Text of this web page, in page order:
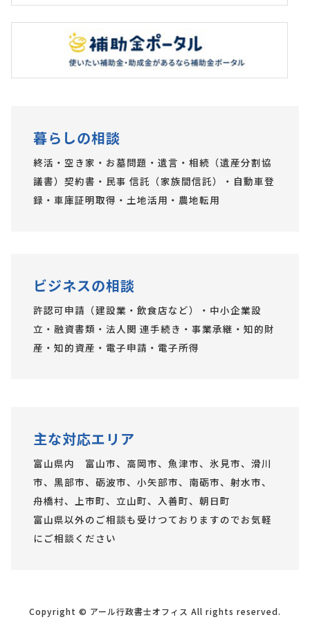
暮らしの相談
終活・空き家・お墓問題・遺言・相続（遺産分割協
議書）契約書・民事 信託（家族間信託）・自動車登
録・車庫証明取得・土地活用・農地転用
ビジネスの相談
許認可申請（建設業・飲食店など）・中小企業設
立・融資書類・法人関 連手続き・事業承継・知的財
産・知的資産・電子申請・電子所得
主な対応エリア
富山県内 富山市、高岡市、魚津市、氷見市、滑川
市、黒部市、砺波市、小矢部市、南砺市、射水市、
舟橋村、上市町、立山町、入善町、朝日町
富山県以外のご相談も受けつておりますのでお気軽
にご相談ください
Copyright © アール行政書士オフィス All rights reserved.